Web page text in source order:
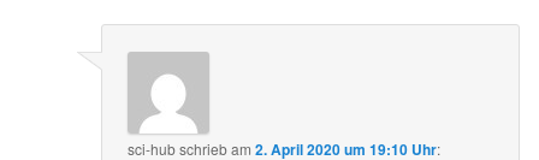
sci-hubschriebam2. April 2020 um 19:10 Uhr: